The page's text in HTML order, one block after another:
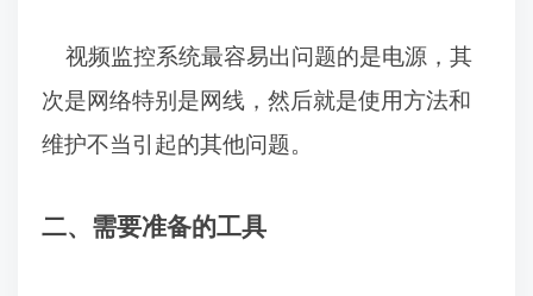
视频监控系统最容易出问题的是电源，其
次是网络特别是网线，然后就是使用方法和
维护不当引起的其他问题。
二、需要准备的工具